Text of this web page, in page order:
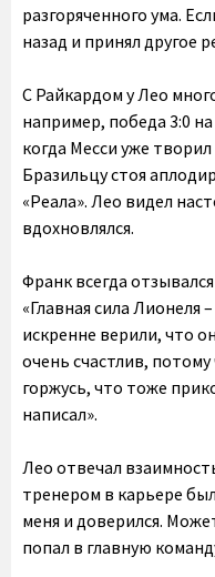
разгоряченного ума.
назад и принял другое
С Райкардом у Лео
например, победа 3:0
когда Месси уже
Бразильцу стоя
«Реала». Лео видел
вдохновлялся.
Франк всегда
«Главная сила Лионеля
искренне верили, что
очень счастлив, потому
горжусь, что тоже
написал».
Лео отвечал
тренером в карьере
меня и доверился.
попал в главную